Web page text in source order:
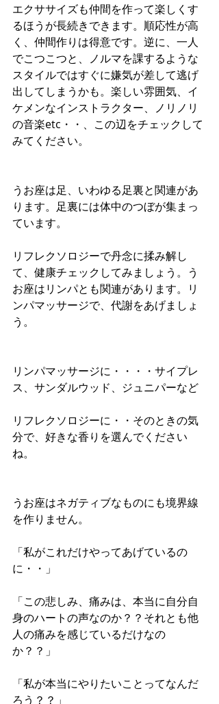
エクササイズも仲間を作って楽しくす
るほうが長続きできます。順応性が高
く、仲間作りは得意です。逆に、一人
でこつこつと、ノルマを課するような
スタイルではすぐに嫌気が差して逃げ
出してしまうかも。楽しい雰囲気、イ
ケメンなインストラクター、ノリノリ
の音楽etc・・、この辺をチェックして
みてください。
うお座は足、いわゆる足裏と関連があ
ります。足裏には体中のつぼが集まっ
ています。
リフレクソロジーで丹念に揉み解し
て、健康チェックしてみましょう。う
お座はリンパとも関連があります。リ
ンパマッサージで、代謝をあげましょ
う。
リンパマッサージに・・・・サイプレ
ス、サンダルウッド、ジュニパーなど
リフレクソロジーに・・そのときの気
分で、好きな香りを選んでください
ね。
うお座はネガティブなものにも境界線
を作りません。
「私がこれだけやってあげているの
に・・」
「この悲しみ、痛みは、本当に自分自
身のハートの声なのか？？それとも他
人の痛みを感じているだけなの
か？？」
「私が本当にやりたいことってなんだ
ろう？？」